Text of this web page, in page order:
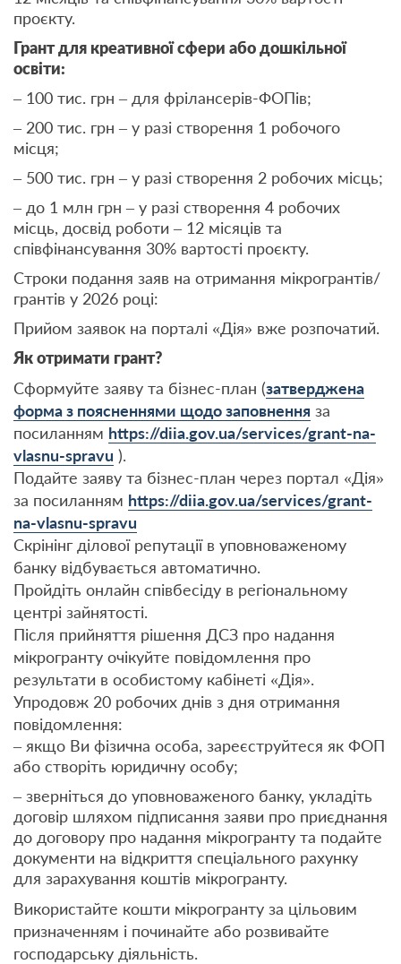
проєкту.
Грант для креативної сфери або дошкільної
освіти:
– 100 тис. грн – для фрілансерів-ФОПів;
– 200 тис. грн – у разі створення 1 робочого
місця;
– 500 тис. грн – у разі створення 2 робочих місць;
– до 1 млн грн – у разі створення 4 робочих
місць, досвід роботи – 12 місяців та
співфінансування 30% вартості проєкту.
Строки подання заяв на отримання мікрогрантів/
грантів у 2026 році:
Прийом заявок на порталі «Дія» вже розпочатий.
Як отримати грант?
Сформуйте заяву та бізнес-план (затверджена
форма з поясненнями щодо заповнення за
посиланням https://diia.gov.ua/services/grant-na-
vlasnu-spravu ).
Подайте заяву та бізнес-план через портал «Дія»
за посиланням https://diia.gov.ua/services/grant-
na-vlasnu-spravu
Скрінінг ділової репутації в уповноваженому
банку відбувається автоматично.
Пройдіть онлайн співбесіду в регіональному
центрі зайнятості.
Після прийняття рішення ДСЗ про надання
мікрогранту очікуйте повідомлення про
результати в особистому кабінеті «Дія».
Упродовж 20 робочих днів з дня отримання
повідомлення:
– якщо Ви фізична особа, зареєструйтеся як ФОП
або створіть юридичну особу;
– зверніться до уповноваженого банку, укладіть
договір шляхом підписання заяви про приєднання
до договору про надання мікрогранту та подайте
документи на відкриття спеціального рахунку
для зарахування коштів мікрогранту.
Використайте кошти мікрогранту за цільовим
призначенням і починайте або розвивайте
господарську діяльність.